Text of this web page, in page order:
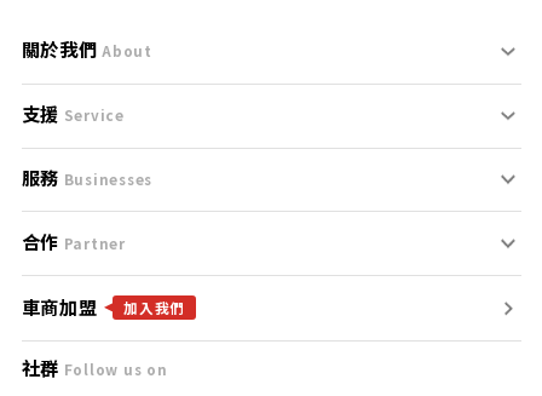
關於我們 About
刊登規範
服務條款
免責聲明
隱私權政策
團隊
支援 Service
支援中心
聯絡我們
服務 Businesses
什麼是Goo鑑定？
找好車
找好店
合作 Partner
合作夥伴
廣告合作
車商加盟 加入我們
社群 Follow us on